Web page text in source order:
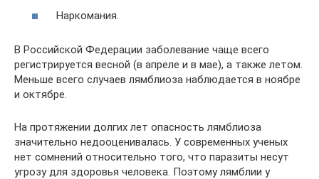
Наркомания.
В Российской Федерации заболевание чаще всего
регистрируется весной (в апреле и в мае), а также летом.
Меньше всего случаев лямблиоза наблюдается в ноябре
и октябре.
На протяжении долгих лет опасность лямблиоза
значительно недооценивалась. У современных ученых
нет сомнений относительно того, что паразиты несут
угрозу для здоровья человека. Поэтому лямблии у